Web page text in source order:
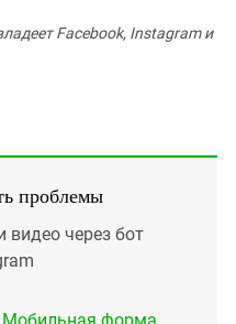
Facebook, Instagram и
проблемы
видео через бот